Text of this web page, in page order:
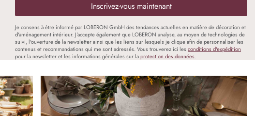
Inscrivez-vous maintenant
Je consens à être informé par LOBERON GmbH des tendances actuelles en matière de décoration et
d'aménagement intérieur. J'accepte également que LOBERON analyse, au moyen de technologies de
suivi, l'ouverture de la newsletter ainsi que les liens sur lesquels je clique afin de personnaliser les
contenus et recommandations qui me sont adressés. Vous trouverez ici les conditions d'expédition
pour la newsletter et les informations générales sur laprotection des données.